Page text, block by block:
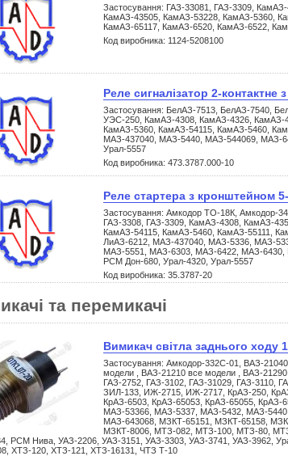
Застосування: ГАЗ-33081, ГАЗ-3309,
КамАЗ-43505, КамАЗ-53228, КамАЗ-5360,
КамАЗ-65117, КамАЗ-6520, КамАЗ-6522,
Код виробника: 1124-5208100
Реле сигналізатор 2-
Застосування: БелАЗ-7513, БелАЗ-7540,
УЭС-250, КамАЗ-4308, КамАЗ-4326, КамАЗ-
КамАЗ-5360, КамАЗ-54115, КамАЗ-5460,
МАЗ-437040, МАЗ-5440, МАЗ-544069, МАЗ-
Урал-5557
Код виробника: 473.3787.000-10
Реле стартера з кронштейном
Застосування: Амкодор ТО-18К, Амкодор-
ГАЗ-3308, ГАЗ-3309, КамАЗ-4308, КамАЗ-
КамАЗ-54115, КамАЗ-5460, КамАЗ-55111,
ЛиАЗ-6212, МАЗ-437040, МАЗ-5336, МАЗ-
МАЗ-5551, МАЗ-6303, МАЗ-6422, МАЗ-
РСМ Дон-680, Урал-4320, Урал-5557
Код виробника: 35.3787-20
та перемикачі
Вимикач світла заднього ходу
Застосування: Амкодор-332С-01, ВАЗ-
модели , ВАЗ-21210 все модели , ВАЗ-
ГАЗ-2752, ГАЗ-3102, ГАЗ-31029, ГАЗ-3110,
ЗИЛ-133, ИЖ-2715, ИЖ-2717, КрАЗ-250,
КрАЗ-6503, КрАЗ-65053, КрАЗ-65055,
МАЗ-53366, МАЗ-5337, МАЗ-5432, МАЗ-
МАЗ-643068, МЗКТ-65151, МЗКТ-65158,
МЗКТ-8006, МТЗ-082, МТЗ-100, МТЗ-80,
РСМ Нива, УАЗ-2206, УАЗ-3151, УАЗ-3303, УАЗ-3741, УАЗ-3962,
ХТЗ-120, ХТЗ-121, ХТЗ-16131, ЧТЗ Т-10